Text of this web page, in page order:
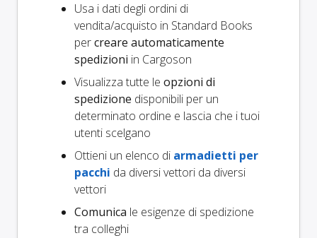
Usa i dati degli ordini di
vendita/acquisto in Standard Books
percreare automaticamente
spedizioni in Cargoson
Visualizza tutte le opzioni di
spedizione disponibili per un
determinato ordine e lascia che i tuoi
utenti scelgano
Ottieni un elenco di armadietti per
pacchi da diversi vettori da diversi
vettori
Comunica le esigenze di spedizione
tra colleghi